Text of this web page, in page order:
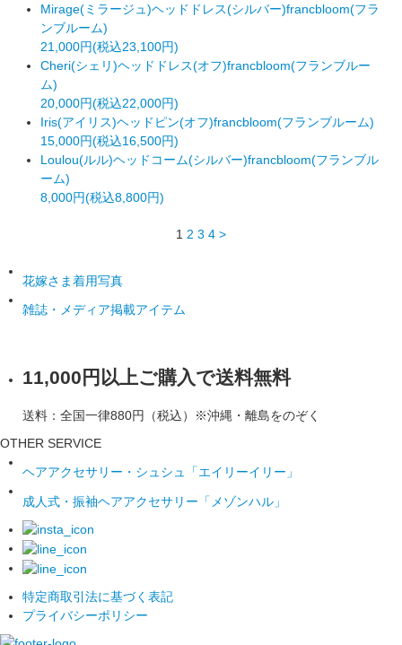
Mirage(ミラージュ)ヘッドドレス(シルバー)francbloom(フラ
ンブルーム)
21,000円(税込23,100円)
Cheri(シェリ)ヘッドドレス(オフ)francbloom(フランブルー
ム)
20,000円(税込22,000円)
Iris(アイリス)ヘッドピン(オフ)francbloom(フランブルーム)
15,000円(税込16,500円)
Loulou(ルル)ヘッドコーム(シルバー)francbloom(フランブル
ーム)
8,000円(税込8,800円)
1 2 3 4 >
花嫁さま着用写真
雑誌・メディア掲載アイテム
11,000円以上ご購入で送料無料
送料：全国一律880円（税込）※沖縄・離島をのぞく
OTHER SERVICE
ヘアアクセサリー・シュシュ「エイリーイリー」
成人式・振袖ヘアアクセサリー「メゾンハル」
特定商取引法に基づく表記
プライバシーポリシー